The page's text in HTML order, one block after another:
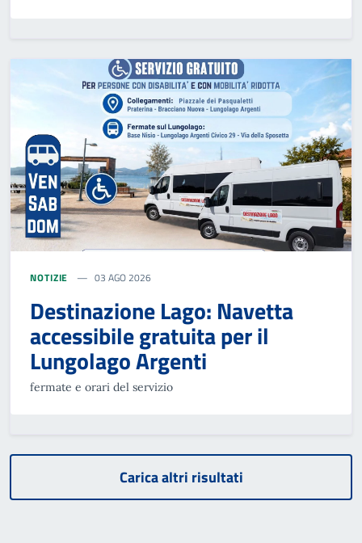
NOTIZIE 03 AGO 2026
Destinazione Lago: Navetta
accessibile gratuita per il
Lungolago Argenti
fermate e orari del servizio
Carica altri risultati